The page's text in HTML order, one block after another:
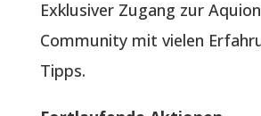
Exklusiver Zugang zur
Community mit vielen
Tipps.